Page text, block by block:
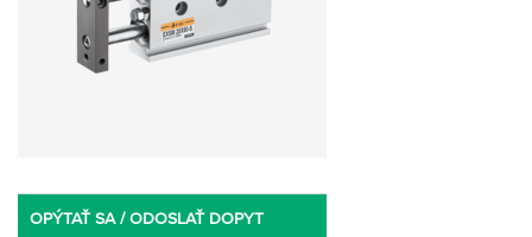
OPÝTAŤ SA / ODOSLAŤ DOPYT